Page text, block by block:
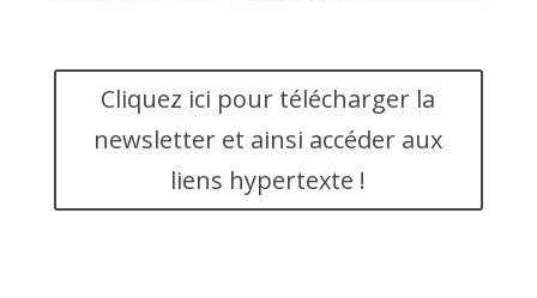
Cliquez ici pour télécharger la
newsletter et ainsi accéder aux
liens hypertexte !